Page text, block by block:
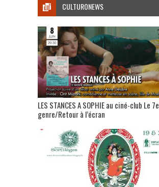
CULTURONEWS
LES STANCES A SOPHIE au ciné-club Le 7e
genre/Retour à l’écran